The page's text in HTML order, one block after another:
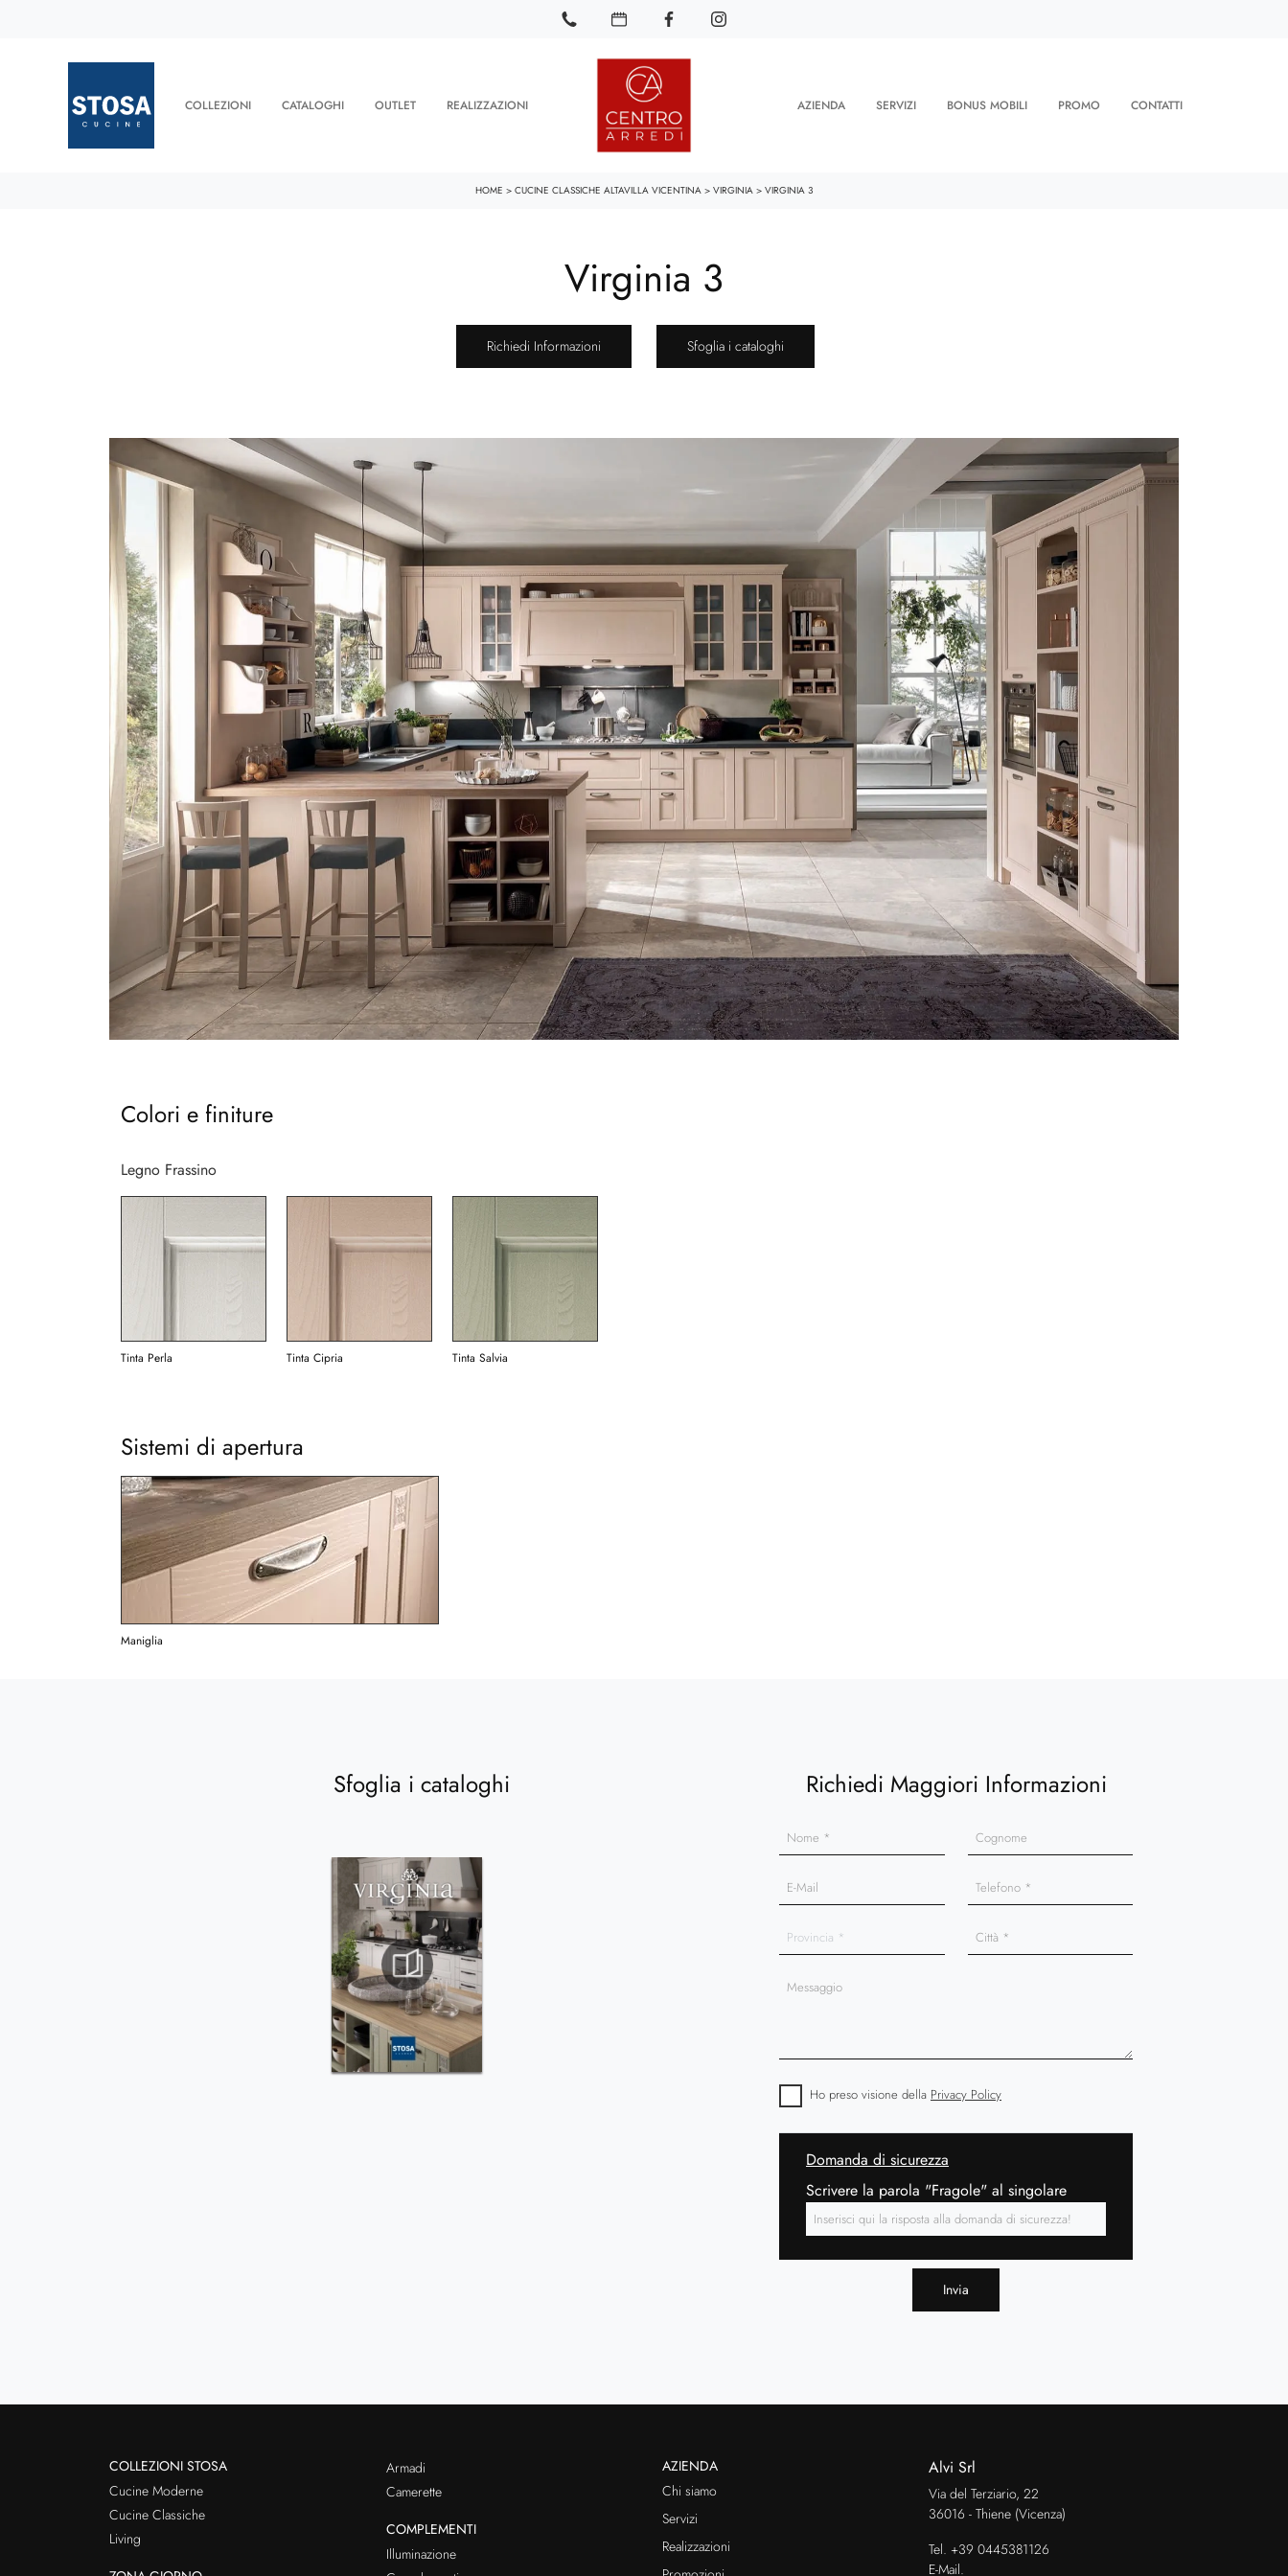
COLLEZIONI CATALOGHI OUTLET REALIZZAZIONI AZIENDA SERVIZI BONUS MOBILI PROMO CONTATTI
HOME > CUCINE CLASSICHE ALTAVILLA VICENTINA > VIRGINIA > VIRGINIA 3
Virginia 3
Richiedi Informazioni Sfoglia i cataloghi
Colori e finiture
Legno Frassino
Tinta Perla Tinta Cipria Tinta Salvia
Sistemi di apertura
Maniglia
Sfoglia i cataloghi Richiedi Maggiori Informazioni
Ho preso visione della Privacy Policy
Domanda di sicurezza
Scrivere la parola "Fragole" al singolare
Invia
COLLEZIONI STOSA
Cucine Moderne
Cucine Classiche
Living
Armadi
Camerette
COMPLEMENTI
Illuminazione
AZIENDA
Chi siamo
Servizi
Realizzazioni
Alvi Srl
Via del Terziario, 22
36016 - Thiene (Vicenza)
Tel. +39 0445381126
E-Mail.